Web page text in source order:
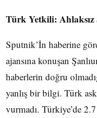
Türk Yetkili:
Sputnik’İn haberine
ajansına konuşan
haberlerin doğru
yanlış bir bilgi. Türk
vurmadı. Türkiye’de